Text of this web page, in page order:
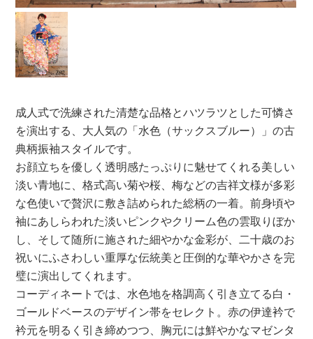
成人式で洗練された清楚な品格とハツラツとした可憐さ
を演出する、大人気の「水色（サックスブルー）」の古
典柄振袖スタイルです。
お顔立ちを優しく透明感たっぷりに魅せてくれる美しい
淡い青地に、格式高い菊や桜、梅などの吉祥文様が多彩
な色使いで贅沢に敷き詰められた総柄の一着。前身頃や
袖にあしらわれた淡いピンクやクリーム色の雲取りぼか
し、そして随所に施された細やかな金彩が、二十歳のお
祝いにふさわしい重厚な伝統美と圧倒的な華やかさを完
璧に演出してくれます。
コーディネートでは、水色地を格調高く引き立てる白・
ゴールドベースのデザイン帯をセレクト。赤の伊達衿で
衿元を明るく引き締めつつ、胸元には鮮やかなマゼンタ